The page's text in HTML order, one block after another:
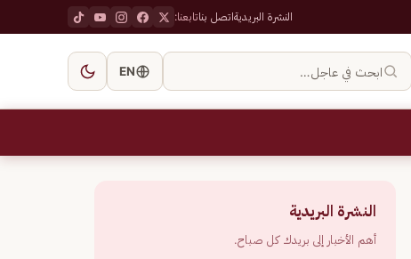
النشرة البريديةاتصل بناتابعنا:
ابحث في عاجل… EN
النشرة البريدية
أهم الأخبار إلى بريدك كل صباح.